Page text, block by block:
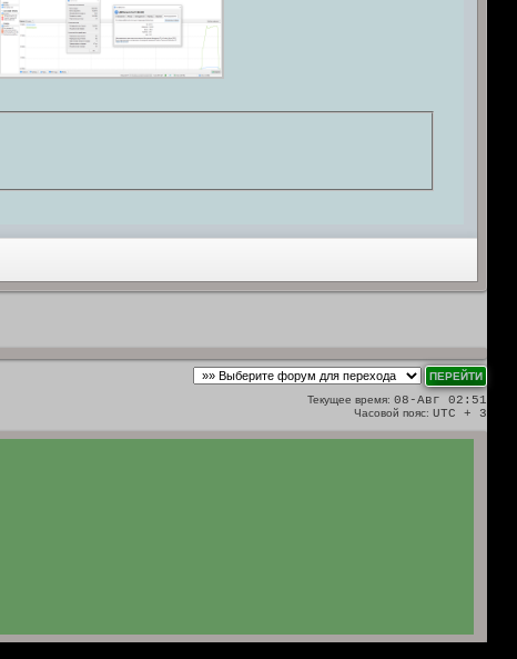
Текущее время: 08-Авг 02:51
Часовой пояс: UTC + 3